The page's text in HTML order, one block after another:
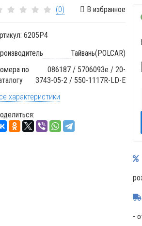
(0) В избранное
6205P4
Тайвань(POLCAR)
по
086187 / 5706093e / 20-
3743-05-2 / 550-1117R-LD-E
характеристики
-